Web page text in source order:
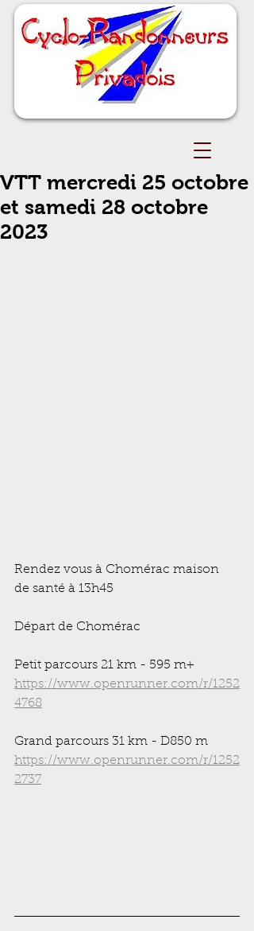
VTT mercredi 25 octobre
et samedi 28 octobre
2023
Rendez vous à Chomérac maison
de santé à 13h45
Départ de Chomérac
Petit parcours 21 km - 595 m+
https://www.openrunner.com/r/1252
4768
Grand parcours 31 km - D850 m
https://www.openrunner.com/r/1252
2737